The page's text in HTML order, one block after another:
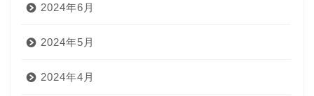
2024年6月
2024年5月
2024年4月